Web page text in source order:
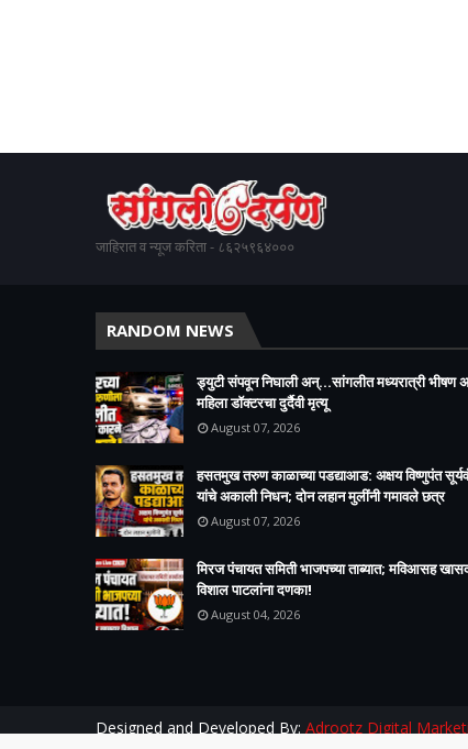
जाहिरात व न्यूज करिता - ८६२५९६४०००
RANDOM NEWS
ड्युटी संपवून निघाली अन्...सांगलीत मध्यरात्री भीषण
महिला डॉक्टरचा दुर्दैवी मृत्यू
August 07, 2026
हसतमुख तरुण काळाच्या पडद्याआड: अक्षय विष्णुपंत
यांचे अकाली निधन; दोन लहान मुलींनी गमावले छत्र
August 07, 2026
मिरज पंचायत समिती भाजपच्या ताब्यात; मविआसह
विशाल पाटलांना दणका!
August 04, 2026
Designed and Developed By: Adrootz Digital